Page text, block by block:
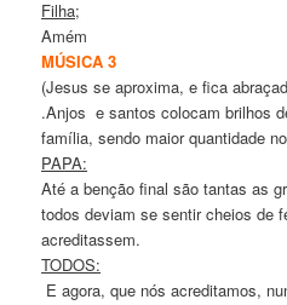
Filha;
Amém
MÚSICA 3
(Jesus se aproxima, e fica
.Anjos e santos colocam brilhos
família, sendo maior quantidade
PAPA:
Até a benção final são tantas as
todos deviam se sentir cheios de
acreditassem.
TODOS:
E agora, que nós acreditamos,